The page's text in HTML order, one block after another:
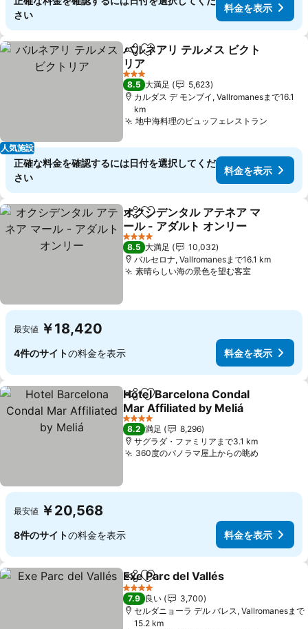
さい
料金を表示
人気施設
シェアお気に入りに追加
バルネアリ テルメス ビクト
リア
料金を表示
3 ホテルのランク
8.5 大満足
5,623
カルダス デ モンブイ, Vallromanesまで16.1
km
地中海料理のビュッフェレストラン
正確な料金を確認するには日付を選択してくだ
さい
料金を表示
シェアお気に入りに追加
オクシデンタル アテネア マ
ール - アダルト オンリー
料金を表示
4 ホテルのランク
8.5 大満足
10,032
バルセロナ, Vallromanesまで16.1 km
素晴らしい海の景色を望む客室料金を表示
最安値 ￥18,420
4件のサイトの料金を表示 料金を表示
シェアお気に入りに追加
Hotel Barcelona Condal
Mar Affiliated by Meliá
料金を表示
4 ホテルのランク
8.2 満足
8,296
サグラダ・ファミリアまで3.1 km
360度のパノラマ屋上からの眺め
最安値 ￥20,568
8件のサイトの料金を表示 料金を表示
シェアお気に入りに追加
Exe Parc del Vallés
4 ホテルのランク
7.9 良い
3,700
セルダニョーラ デル バレス, Vallromanesまで
15.2 km